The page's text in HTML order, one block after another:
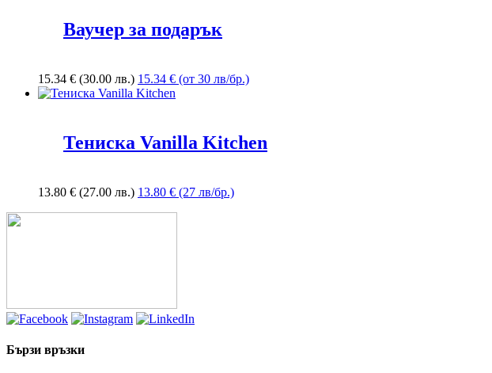
Ваучер за подарък
15.34 € (30.00 лв.) 15.34 € (от 30 лв/бр.)
Тениска Vanilla Kitchen
13.80 € (27.00 лв.) 13.80 € (27 лв/бр.)
Бързи връзки